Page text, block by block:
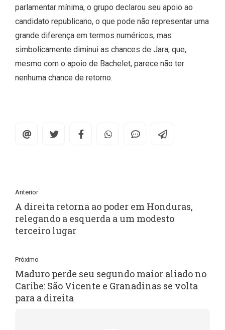
parlamentar mínima, o grupo declarou seu apoio ao
candidato republicano, o que pode não representar uma
grande diferença em termos numéricos, mas
simbolicamente diminui as chances de Jara, que,
mesmo com o apoio de Bachelet, parece não ter
nenhuma chance de retorno.
Anterior
A direita retorna ao poder em Honduras,
relegando a esquerda a um modesto
terceiro lugar
Próximo
Maduro perde seu segundo maior aliado no
Caribe: São Vicente e Granadinas se volta
para a direita